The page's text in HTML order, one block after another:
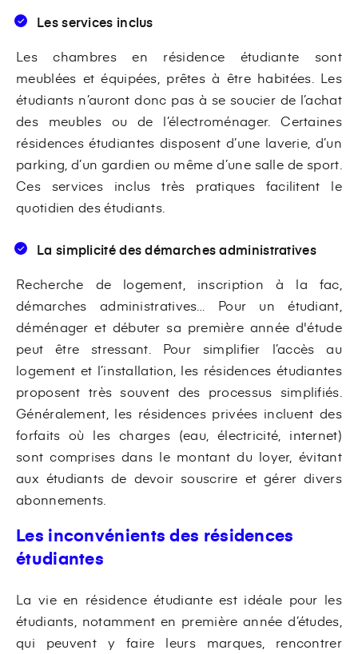
Les services inclus
Les chambres en résidence étudiante sont
meublées et équipées, prêtes à être habitées. Les
étudiants n’auront donc pas à se soucier de l’achat
des meubles ou de l’électroménager. Certaines
résidences étudiantes disposent d’une laverie, d’un
parking, d’un gardien ou même d’une salle de sport.
Ces services inclus très pratiques facilitent le
quotidien des étudiants.
La simplicité des démarches administratives
Recherche de logement, inscription à la fac,
démarches administratives… Pour un étudiant,
déménager et débuter sa première année d'étude
peut être stressant. Pour simplifier l’accès au
logement et l’installation, les résidences étudiantes
proposent très souvent des processus simplifiés.
Généralement, les résidences privées incluent des
forfaits où les charges (eau, électricité, internet)
sont comprises dans le montant du loyer, évitant
aux étudiants de devoir souscrire et gérer divers
abonnements.
Les inconvénients des résidences
étudiantes
La vie en résidence étudiante est idéale pour les
étudiants, notamment en première année d’études,
qui peuvent y faire leurs marques, rencontrer